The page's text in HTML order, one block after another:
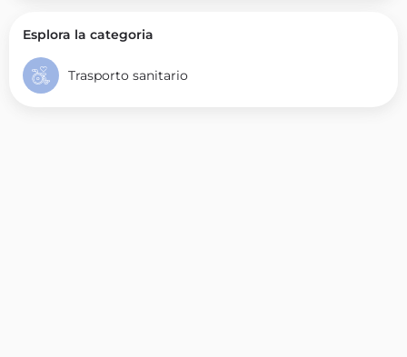
Esplora la categoria
Trasporto sanitario